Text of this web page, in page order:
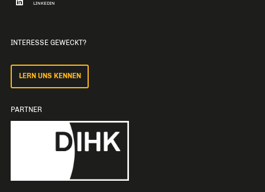
LINKEDIN
INTERESSE GEWECKT?
LERN UNS KENNEN
PARTNER